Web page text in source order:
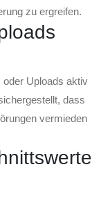
zu ergreifen.
Uploads aktiv
dass
vermieden